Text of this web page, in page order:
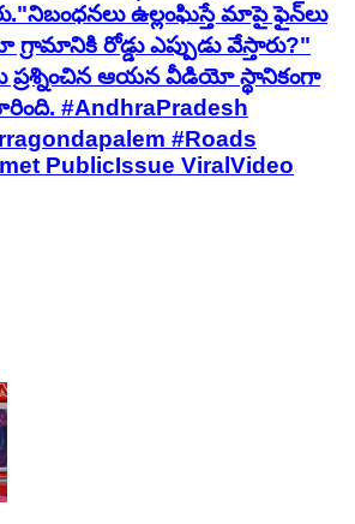
ఉల్లంఘిస్తే మాపై ఫైన్‌లు
గ్రామానికి రోడ్డు ఎప్పుడు వేస్తారు?"
ప్రశ్నించిన ఆయన వీడియో స్థానికంగా
#AndhraPradesh
#Roads
PublicIssue ViralVideo